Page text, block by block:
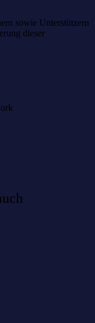
sowie Unterstützern
dieser